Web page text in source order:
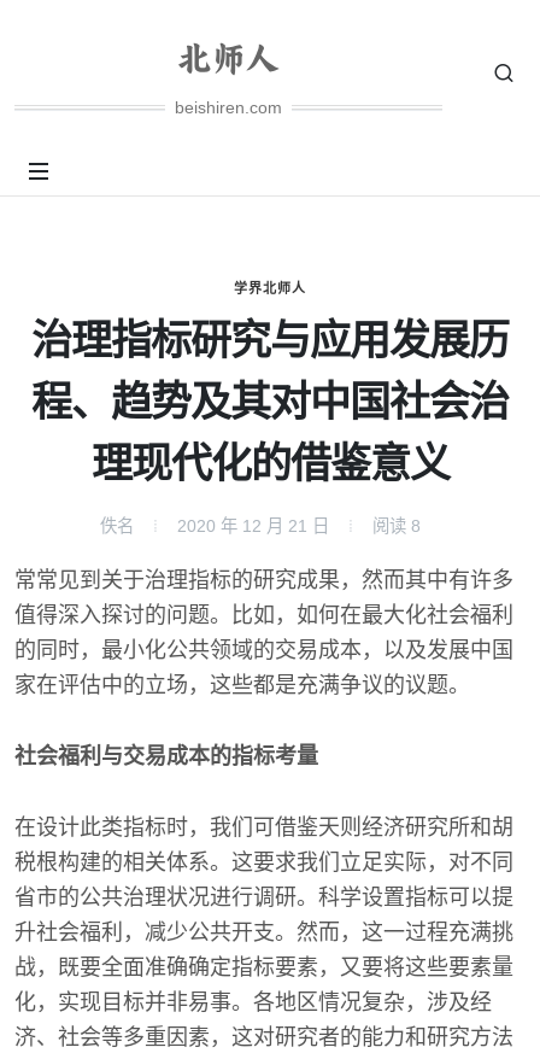
beishiren.com
学界北师人
治理指标研究与应用发展历
程、趋势及其对中国社会治
理现代化的借鉴意义
佚名 2020 年 12 月 21 日 阅读 8
常常见到关于治理指标的研究成果，然而其中有许多
值得深入探讨的问题。比如，如何在最大化社会福利
的同时，最小化公共领域的交易成本，以及发展中国
家在评估中的立场，这些都是充满争议的议题。
社会福利与交易成本的指标考量
在设计此类指标时，我们可借鉴天则经济研究所和胡
税根构建的相关体系。这要求我们立足实际，对不同
省市的公共治理状况进行调研。科学设置指标可以提
升社会福利，减少公共开支。然而，这一过程充满挑
战，既要全面准确确定指标要素，又要将这些要素量
化，实现目标并非易事。各地区情况复杂，涉及经
济、社会等多重因素，这对研究者的能力和研究方法